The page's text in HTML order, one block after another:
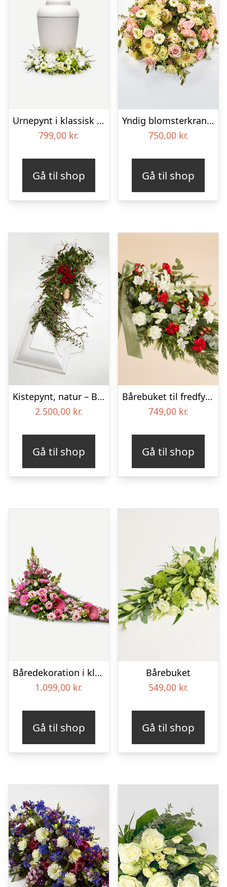
Urnepynt i klassisk stil – creme
799,00 kr.
Gå til shop
Yndig blomsterkrans i pastelfarver, floristens valg – Blomster til begravelse
750,00 kr.
Gå til shop
Kistepynt, natur – Blomster til begravelse
2.500,00 kr.
Gå til shop
Bårebuket til fredfyldt kærlighed med bånd
749,00 kr.
Gå til shop
Båredekoration i klassisk stil – pink
1.099,00 kr.
Gå til shop
Bårebuket
549,00 kr.
Gå til shop